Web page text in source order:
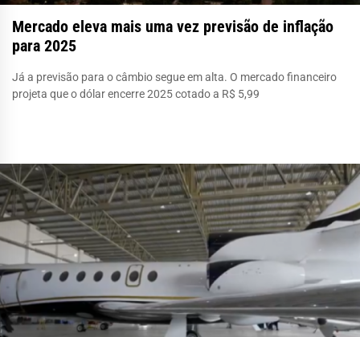
Mercado eleva mais uma vez previsão de inflação
para 2025
Já a previsão para o câmbio segue em alta. O mercado financeiro
projeta que o dólar encerre 2025 cotado a R$ 5,99